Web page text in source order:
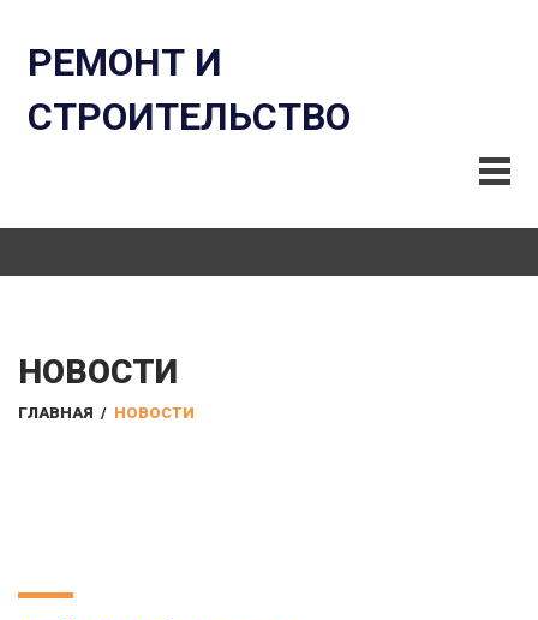
РЕМОНТ И
СТРОИТЕЛЬСТВО
НОВОСТИ
ГЛАВНАЯ / НОВОСТИ